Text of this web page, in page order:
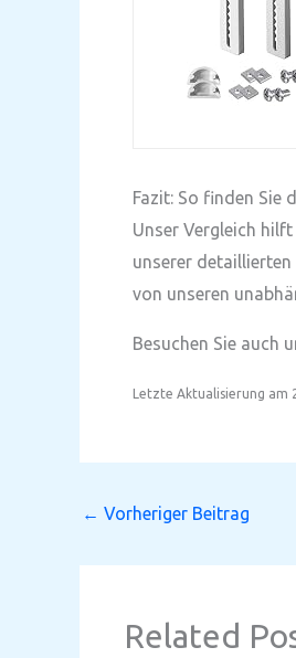
Fazit: So finden Sie
Unser Vergleich
unserer
von unseren
Besuchen Sie auch
Letzte Aktualisierung am
← Vorheriger Beitrag
Related